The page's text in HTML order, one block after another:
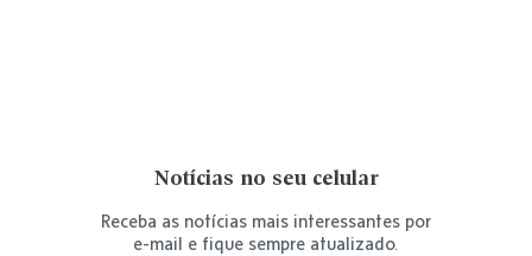
Notícias no seu celular
Receba as notícias mais interessantes por
e-mail e fique sempre atualizado.